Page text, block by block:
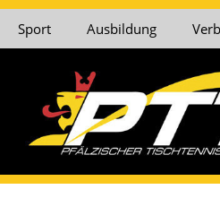
Sport Ausbildung